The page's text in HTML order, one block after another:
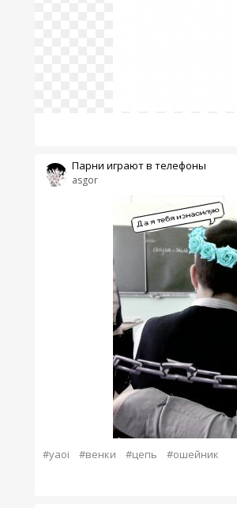
asgor
Парни играют в телефоны
#yaoi #венки #цепь #ошейник